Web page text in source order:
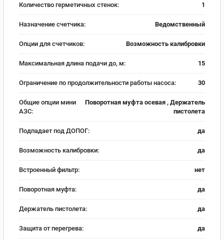
Количество герметичных стенок: 1
Назначение счетчика: Ведомственный
Опции для счетчиков: Возможность калибровки
Максимальная длина подачи до, м: 15
Ограничение по продолжительности работы насоса: 30
Общие опции мини
АЗС:
Поворотная муфта осевая , Держатель
пистолета
Подпадает под ДОПОГ: да
Возможность калибровки: да
Встроенный фильтр: нет
Поворотная муфта: да
Держатель пистолета: да
Защита от перегрева: да